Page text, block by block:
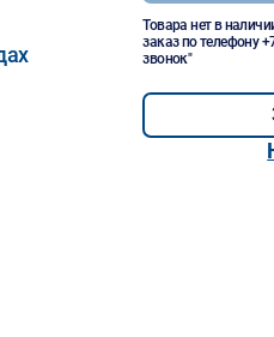
Товара нет в
заказ по телефону
звонок"